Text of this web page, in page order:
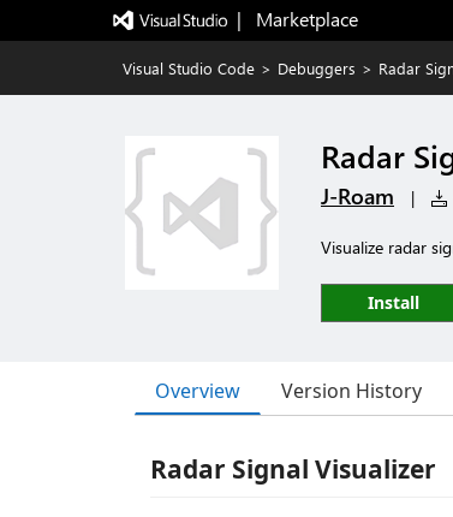
|   Marketplace
Visual Studio Code > Debuggers > Radar
Radar
J-Roam |
Visualize radar
Install
Overview Version History
Radar Signal Visualizer